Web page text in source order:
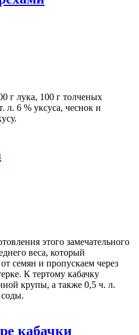
г лука, 100 г толченых
л. 6 % уксуса, чеснок и
этого замечательного
веса, который
семян и пропускаем через
К тертому кабачку
крупы, а также 0,5 ч. л.
кабачки